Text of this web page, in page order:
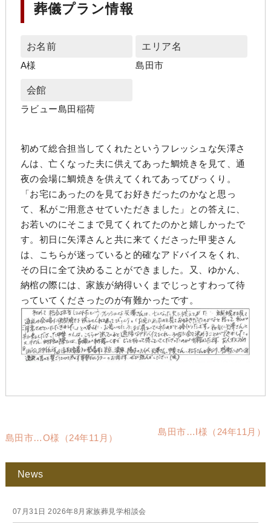
葬儀プラン情報
お名前
A様
エリア名
島田市
会館
ラビュー島田稲荷
初めて総合担当してくれたというフレッシュな矢澤さ
んは、亡くなった夫に供えてあった鯛焼きを見て、通
夜の会場に鯛焼きを供えてくれてあってびっくり。
「お宅にあったのを見てお好きだったのかなと思っ
て、私がご用意させていただきました」との答えに、
お若いのにそこまで見てくれてたのかと嬉しかったで
す。初日に矢澤さんと共に来てくださった甲斐さん
は、こちらが迷っていると的確なアドバイスをくれ、
その日に全て決めることができました。又、ゆかん、
納棺の際には、家族が納得いくまでじっとすわって待
っていてくださったのが有難かったです。
島田市…O様（24年11月）
島田市…I様（24年11月）
News
07月31日 2026年8月家族葬見学相談会